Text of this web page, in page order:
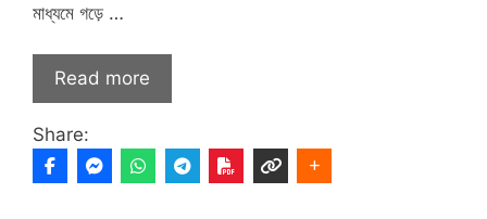
মাধ্যমে গড়ে …
Read more
Share: